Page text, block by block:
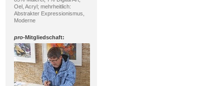
Oel, Acryl; mehrheitlich:
Abstrakter Expressionismus,
Moderne
pro-Mitgliedschaft: